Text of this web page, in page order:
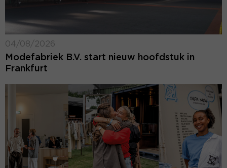
04/08/2026
Modefabriek B.V. start nieuw hoofdstuk in
Frankfurt